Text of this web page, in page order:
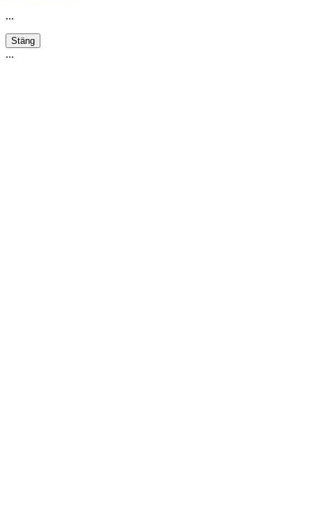
...
Stäng
...